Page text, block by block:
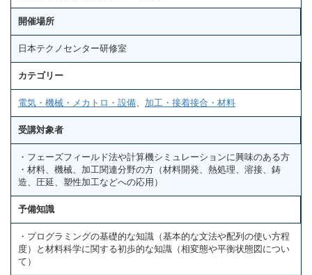
開催場所
日本テクノセンター研修室
カテゴリー
電気・機械・メカトロ・設備 加工・接着接合・材料
受講対象者
・フェーズフィールド法や計算機シミュレーションに興味のある方
・材料、機械、加工関連分野の方（材料開発、熱処理、溶接、鋳
造、圧延、塑性加工などへの応用）
予備知識
・プログラミングの基礎的な知識（基本的な文法や配列の使い方程
度）と材料科学に関する初歩的な知識（相変態や平衡状態図につい
て）